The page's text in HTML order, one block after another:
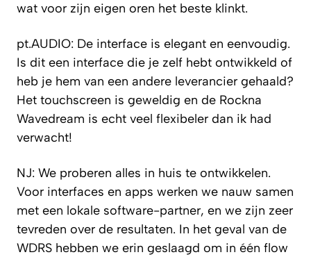
wat voor zijn eigen oren het beste klinkt.
pt.AUDIO: De interface is elegant en eenvoudig.
Is dit een interface die je zelf hebt ontwikkeld of
heb je hem van een andere leverancier gehaald?
Het touchscreen is geweldig en de Rockna
Wavedream is echt veel flexibeler dan ik had
verwacht!
NJ: We proberen alles in huis te ontwikkelen.
Voor interfaces en apps werken we nauw samen
met een lokale software-partner, en we zijn zeer
tevreden over de resultaten. In het geval van de
WDRS hebben we erin geslaagd om in één flow